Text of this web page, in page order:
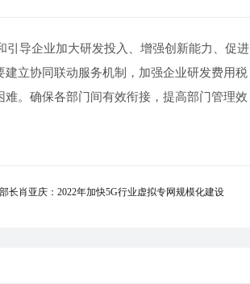
引导企业加大研发投入、增强创新能力、促进
立协同联动服务机制，加强企业研发费用税
。确保各部门间有效衔接，提高部门管理效
长肖亚庆：2022年加快5G行业虚拟专网规模化建设